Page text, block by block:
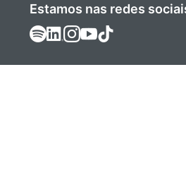
Estamos nas redes